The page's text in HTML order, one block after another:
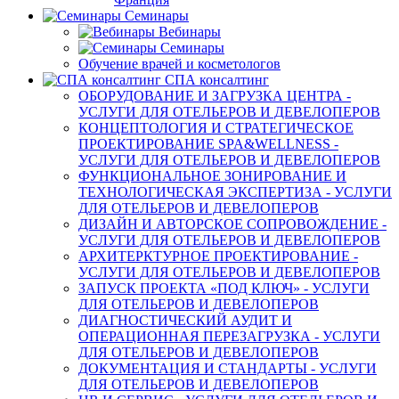
Семинары
Вебинары
Семинары
Обучение врачей и косметологов
СПА консалтинг
ОБОРУДОВАНИЕ И ЗАГРУЗКА ЦЕНТРА -
УСЛУГИ ДЛЯ ОТЕЛЬЕРОВ И ДЕВЕЛОПЕРОВ
КОНЦЕПТОЛОГИЯ И СТРАТЕГИЧЕСКОЕ
ПРОЕКТИРОВАНИЕ SPA&WELLNESS -
УСЛУГИ ДЛЯ ОТЕЛЬЕРОВ И ДЕВЕЛОПЕРОВ
ФУНКЦИОНАЛЬНОЕ ЗОНИРОВАНИЕ И
ТЕХНОЛОГИЧЕСКАЯ ЭКСПЕРТИЗА - УСЛУГИ
ДЛЯ ОТЕЛЬЕРОВ И ДЕВЕЛОПЕРОВ
ДИЗАЙН И АВТОРСКОЕ СОПРОВОЖДЕНИЕ -
УСЛУГИ ДЛЯ ОТЕЛЬЕРОВ И ДЕВЕЛОПЕРОВ
АРХИТЕРКТУРНОЕ ПРОЕКТИРОВАНИЕ -
УСЛУГИ ДЛЯ ОТЕЛЬЕРОВ И ДЕВЕЛОПЕРОВ
ЗАПУСК ПРОЕКТА «ПОД КЛЮЧ» - УСЛУГИ
ДЛЯ ОТЕЛЬЕРОВ И ДЕВЕЛОПЕРОВ
ДИАГНОСТИЧЕСКИЙ АУДИТ И
ОПЕРАЦИОННАЯ ПЕРЕЗАГРУЗКА - УСЛУГИ
ДЛЯ ОТЕЛЬЕРОВ И ДЕВЕЛОПЕРОВ
ДОКУМЕНТАЦИЯ И СТАНДАРТЫ - УСЛУГИ
ДЛЯ ОТЕЛЬЕРОВ И ДЕВЕЛОПЕРОВ